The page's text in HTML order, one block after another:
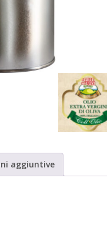
aggiuntive